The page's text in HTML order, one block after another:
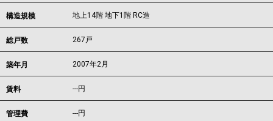
構造規模 地上14階 地下1階 RC造
総戸数 267戸
築年月 2007年2月
賃料 ---円
管理費 ---円